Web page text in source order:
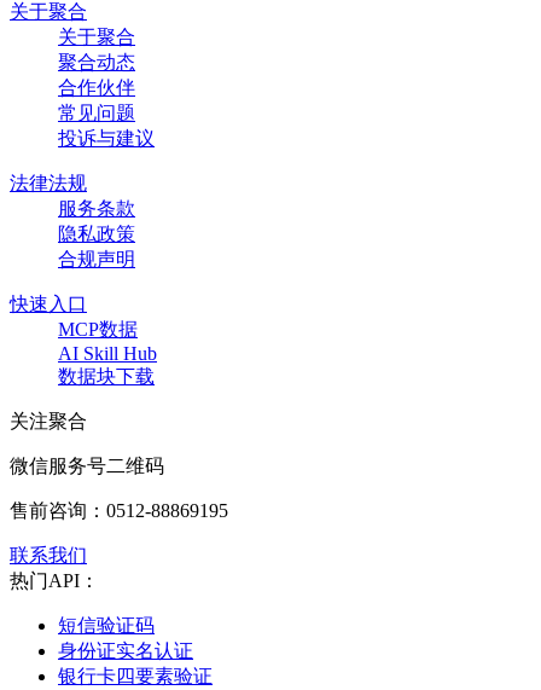
关于聚合
关于聚合
聚合动态
合作伙伴
常见问题
投诉与建议
法律法规
服务条款
隐私政策
合规声明
快速入口
MCP数据
AI Skill Hub
数据块下载
关注聚合
微信服务号二维码
售前咨询： 0512-88869195
联系我们
热门API：
短信验证码
身份证实名认证
银行卡四要素验证